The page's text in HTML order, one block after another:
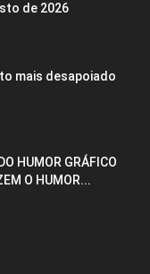
de 2026
mais desapoiado
HUMOR GRÁFICO
O HUMOR...